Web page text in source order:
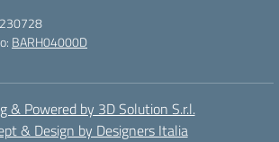
BARH04000D
& Powered by 3D Solution S.r.l.
& Design by Designers Italia